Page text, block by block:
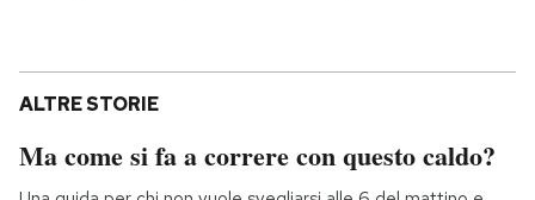
ALTRE STORIE
Ma come si fa a correre con questo caldo?